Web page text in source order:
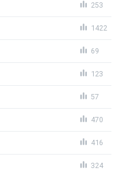
253
1422
69
123
57
470
416
324